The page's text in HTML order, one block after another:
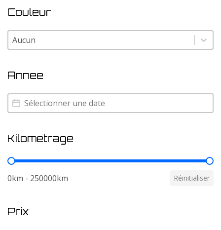
Couleur
Couleur
Couleur
Annee
Annee
Annee
Kilometrage
Kilometrage
0km - 250000km Réinitialiser
Prix